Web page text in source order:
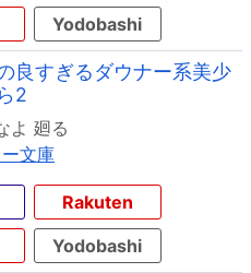
Yodobashi
良すぎるダウナー系美少
2
よ 廻る
文庫
Rakuten
Yodobashi